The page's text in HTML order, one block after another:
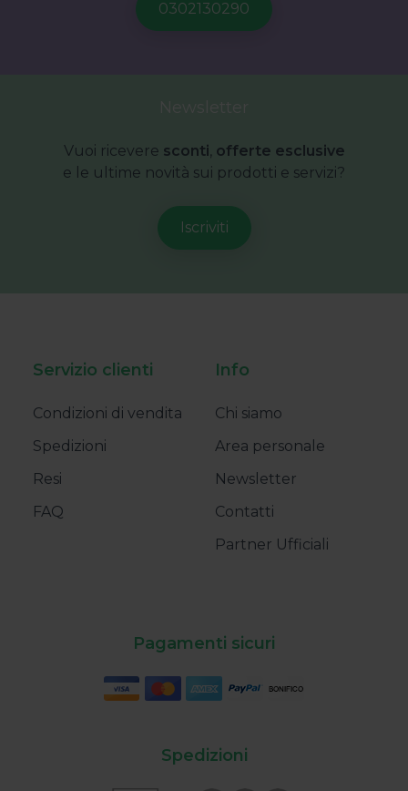
Vuoi ricevere sconti offerte esclusive
e le ultime novità sui prodotti e servizi?
Servizio clienti
Condizioni di vendita
Spedizioni
Resi
FAQ
Info
Chi siamo
Area personale
Newsletter
Contatti
Partner Ufficiali
Pagamenti sicuri
Spedizioni